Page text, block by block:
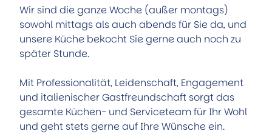
a
R
a
k
e
l
Wir sind die ganze Woche (außer montags)
sowohl mittags als auch abends für Sie da, und
unsere Küche bekocht Sie gerne auch noch zu
später Stunde.
Mit Professionalität, Leidenschaft, Engagement
und italienischer Gastfreundschaft sorgt das
gesamte Küchen- und Serviceteam für Ihr Wohl
und geht stets gerne auf Ihre Wünsche ein.